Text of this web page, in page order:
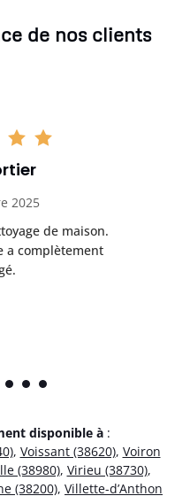
de nos clients
2025
de maison.
a complètement
disponible à :
, Voissant (38620), Voiron
(38980), Virieu (38730),
(38200), Villette-d’Anthon